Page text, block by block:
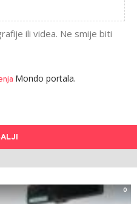
ili videa. Ne smije biti
Mondo portala.
0